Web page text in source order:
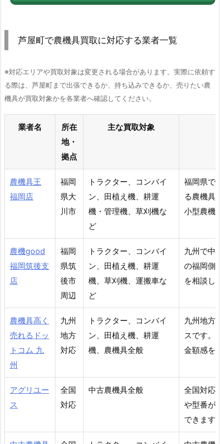
芦屋町で農機具買取に対応する業者一覧
※対応エリアや買取対象は変更される場合があります。実際に依頼す
る際は、芦屋町まで出張できるか、持ち込みできるか、売りたい農
機具が買取対象かを各業者へ確認してください。
業者名
所在
地・
拠点
主な買取対象
農機具王
福岡店
福岡
県大
川市
トラクター、コンバイ
ン、田植え機、耕運
機・管理機、草刈機な
ど
福岡県で
る農機具
小型農機
農機good
福岡筑後支
店
福岡
県筑
後市
周辺
トラクター、コンバイ
ン、田植え機、耕運
機、草刈機、運搬車な
ど
九州で中
の福岡側
を相談し
農機具高く
売れるドッ
トコム 九
州
九州
地方
対応
トラクター、コンバイ
ン、田植え機、耕運
機、農機具全般
九州地方
スです。
金額感を
アグリユー
ス
全国
対応
中古農機具全般
全国対応
や型番が
できます